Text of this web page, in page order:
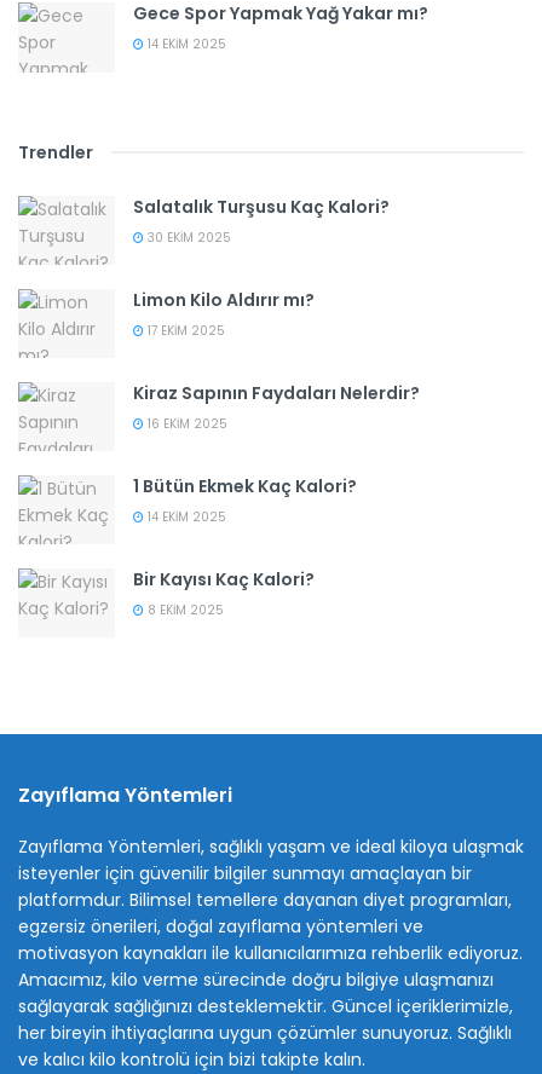
Gece Spor Yapmak Yağ Yakar mı?
14 EKIM 2025
Trendler
Salatalık Turşusu Kaç Kalori?
30 EKIM 2025
Limon Kilo Aldırır mı?
17 EKIM 2025
Kiraz Sapının Faydaları Nelerdir?
16 EKIM 2025
1 Bütün Ekmek Kaç Kalori?
14 EKIM 2025
Bir Kayısı Kaç Kalori?
8 EKIM 2025
Zayıflama Yöntemleri
Zayıflama Yöntemleri, sağlıklı yaşam ve ideal kiloya ulaşmak
isteyenler için güvenilir bilgiler sunmayı amaçlayan bir
platformdur. Bilimsel temellere dayanan diyet programları,
egzersiz önerileri, doğal zayıflama yöntemleri ve
motivasyon kaynakları ile kullanıcılarımıza rehberlik ediyoruz.
Amacımız, kilo verme sürecinde doğru bilgiye ulaşmanızı
sağlayarak sağlığınızı desteklemektir. Güncel içeriklerimizle,
her bireyin ihtiyaçlarına uygun çözümler sunuyoruz. Sağlıklı
ve kalıcı kilo kontrolü için bizi takipte kalın.